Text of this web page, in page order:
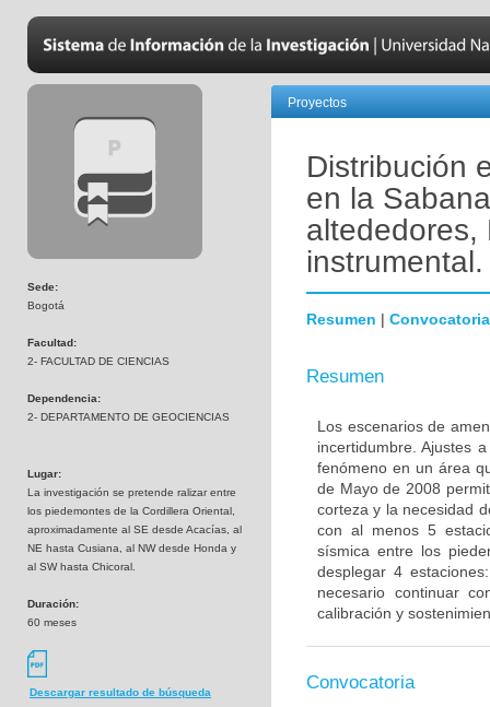
Sede:
Bogotá
Facultad:
2- FACULTAD DE CIENCIAS
Dependencia:
2- DEPARTAMENTO DE GEOCIENCIAS
Lugar:
La investigación se pretende ralizar entre
los piedemontes de la Cordillera Oriental,
aproximadamente al SE desde Acacías, al
NE hasta Cusiana, al NW desde Honda y
al SW hasta Chicoral.
Duración:
60 meses
Descargar resultado de búsqueda
Proyectos
Distribución
en la
altededores,
instrumental.
Resumen | Convocatoria
Resumen
Los escenarios de
incertidumbre. Ajustes
fenómeno en un área
de Mayo de 2008
corteza y la necesidad
con al menos 5
sísmica entre los
desplegar 4
necesario continuar
calibración y
Convocatoria